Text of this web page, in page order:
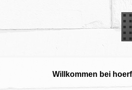
Willkommen bei